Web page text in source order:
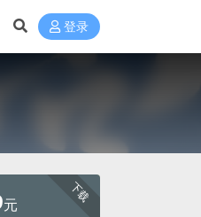
登录
下载
元